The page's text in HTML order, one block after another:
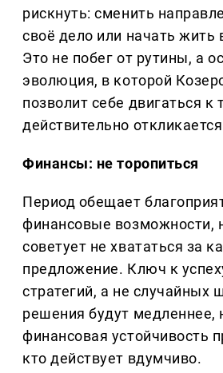
рискнуть: сменить
своё дело или начать жить
Это не побег от рутины, а
эволюция, в которой
позволит себе двигаться к
действительно
Финансы: не торопиться
Период обещает
финансовые возможности,
советует не хвататься за
предложение. Ключ к
стратегий, а не случайных
решения будут медленнее,
финансовая устойчивость
кто действует вдумчиво.